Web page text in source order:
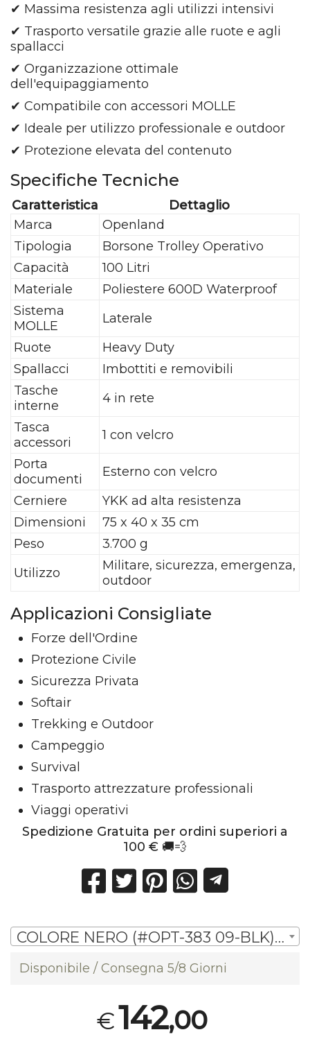
✔ Massima resistenza agli utilizzi intensivi
✔ Trasporto versatile grazie alle ruote e agli
spallacci
✔ Organizzazione ottimale
dell'equipaggiamento
✔ Compatibile con accessori MOLLE
✔ Ideale per utilizzo professionale e outdoor
✔ Protezione elevata del contenuto
Specifiche Tecniche
Caratteristica
Dettaglio
Marca
Openland
Tipologia
Borsone Trolley Operativo
Capacità
100 Litri
Materiale
Poliestere 600D Waterproof
Sistema
MOLLE
Laterale
Ruote
Heavy Duty
Spallacci
Imbottiti e removibili
Tasche
interne
4 in rete
Tasca
accessori
1 con velcro
Porta
documenti
Esterno con velcro
Cerniere
YKK ad alta resistenza
Dimensioni
75 x 40 x 35 cm
Peso
3.700 g
Utilizzo
Militare, sicurezza, emergenza,
outdoor
Applicazioni Consigliate
Forze dell'Ordine
Protezione Civile
Sicurezza Privata
Softair
Trekking e Outdoor
Campeggio
Survival
Trasporto attrezzature professionali
Viaggi operativi
Spedizione Gratuita per ordini superiori a
100 € 🚚💨
COLORE NERO (#OPT-383 09-BLK) | € 142,00
Disponibile / Consegna 5/8 Giorni
€142,00